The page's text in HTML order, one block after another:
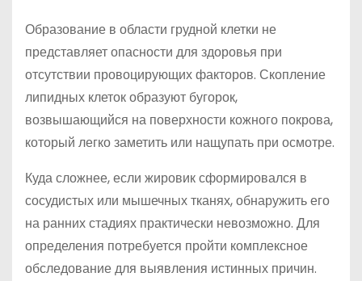
Образование в области грудной клетки не
представляет опасности для здоровья при
отсутствии провоцирующих факторов. Скопление
липидных клеток образуют бугорок,
возвышающийся на поверхности кожного покрова,
который легко заметить или нащупать при осмотре.
Куда сложнее, если жировик сформировался в
сосудистых или мышечных тканях, обнаружить его
на ранних стадиях практически невозможно. Для
определения потребуется пройти комплексное
обследование для выявления истинных причин.